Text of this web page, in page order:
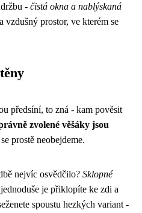
- čistá okna a nablýskaná
vzdušný prostor, ve kterém se
předsíní, to zná - kam pověsit
zvolené věšáky jsou
prostě neobejdeme.
nejvíc osvědčilo? Sklopné
je přiklopíte ke zdi a
spoustu hezkých variant -